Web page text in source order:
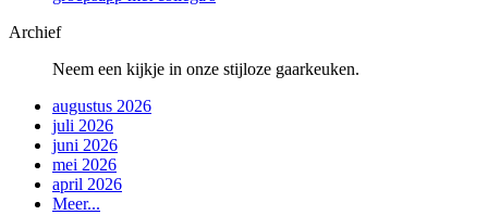
Archief
Neem een kijkje in onze stijloze gaarkeuken.
augustus 2026
juli 2026
juni 2026
mei 2026
april 2026
Meer...